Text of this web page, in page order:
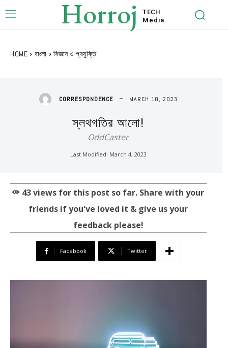
Horroj
TECH
Media
HOME বাংলা বিজ্ঞান ও প্রযুক্তি
CORRESPONDENCE MARCH 10, 2023
স্লথগতির আলো!
OddCaster
Last Modified: March 4, 2023
43views for this post so far. Share with your
friends if you've loved it & give us your
feedback please!
Facebook Twitter